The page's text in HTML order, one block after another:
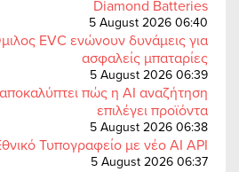
Diamond Batteries
5 August 2026 06:40
EVC ενώνουν δυνάμεις για
ασφαλείς μπαταρίες
5 August 2026 06:39
πώς η AI αναζήτηση
επιλέγει προϊόντα
5 August 2026 06:38
Τυπογραφείο με νέο AI API
5 August 2026 06:37